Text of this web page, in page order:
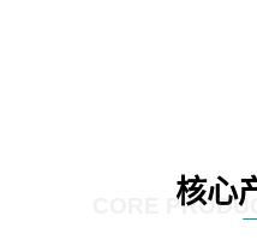
核心
CORE